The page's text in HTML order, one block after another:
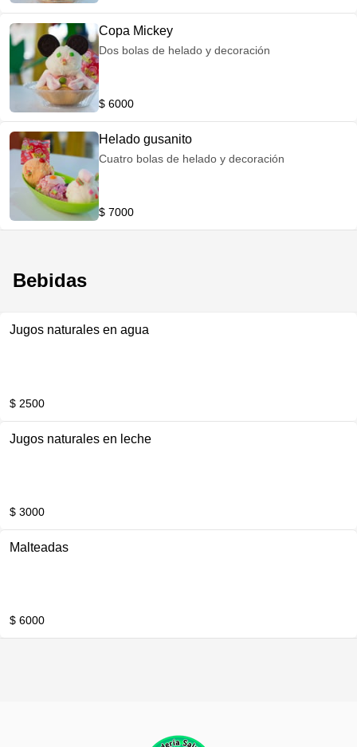
Copa Mickey
Dos bolas de helado y decoración
$ 6000
Helado gusanito
Cuatro bolas de helado y decoración
$ 7000
Bebidas
Jugos naturales en agua
$ 2500
Jugos naturales en leche
$ 3000
Malteadas
$ 6000